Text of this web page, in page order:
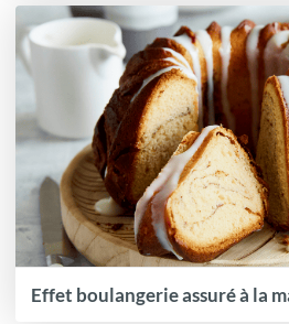
Effet boulangerie assuré à la